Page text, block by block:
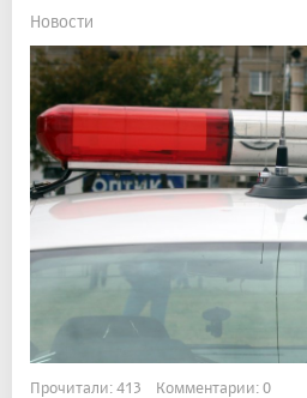
Новости
Прочитали: 413 Комментарии: 0